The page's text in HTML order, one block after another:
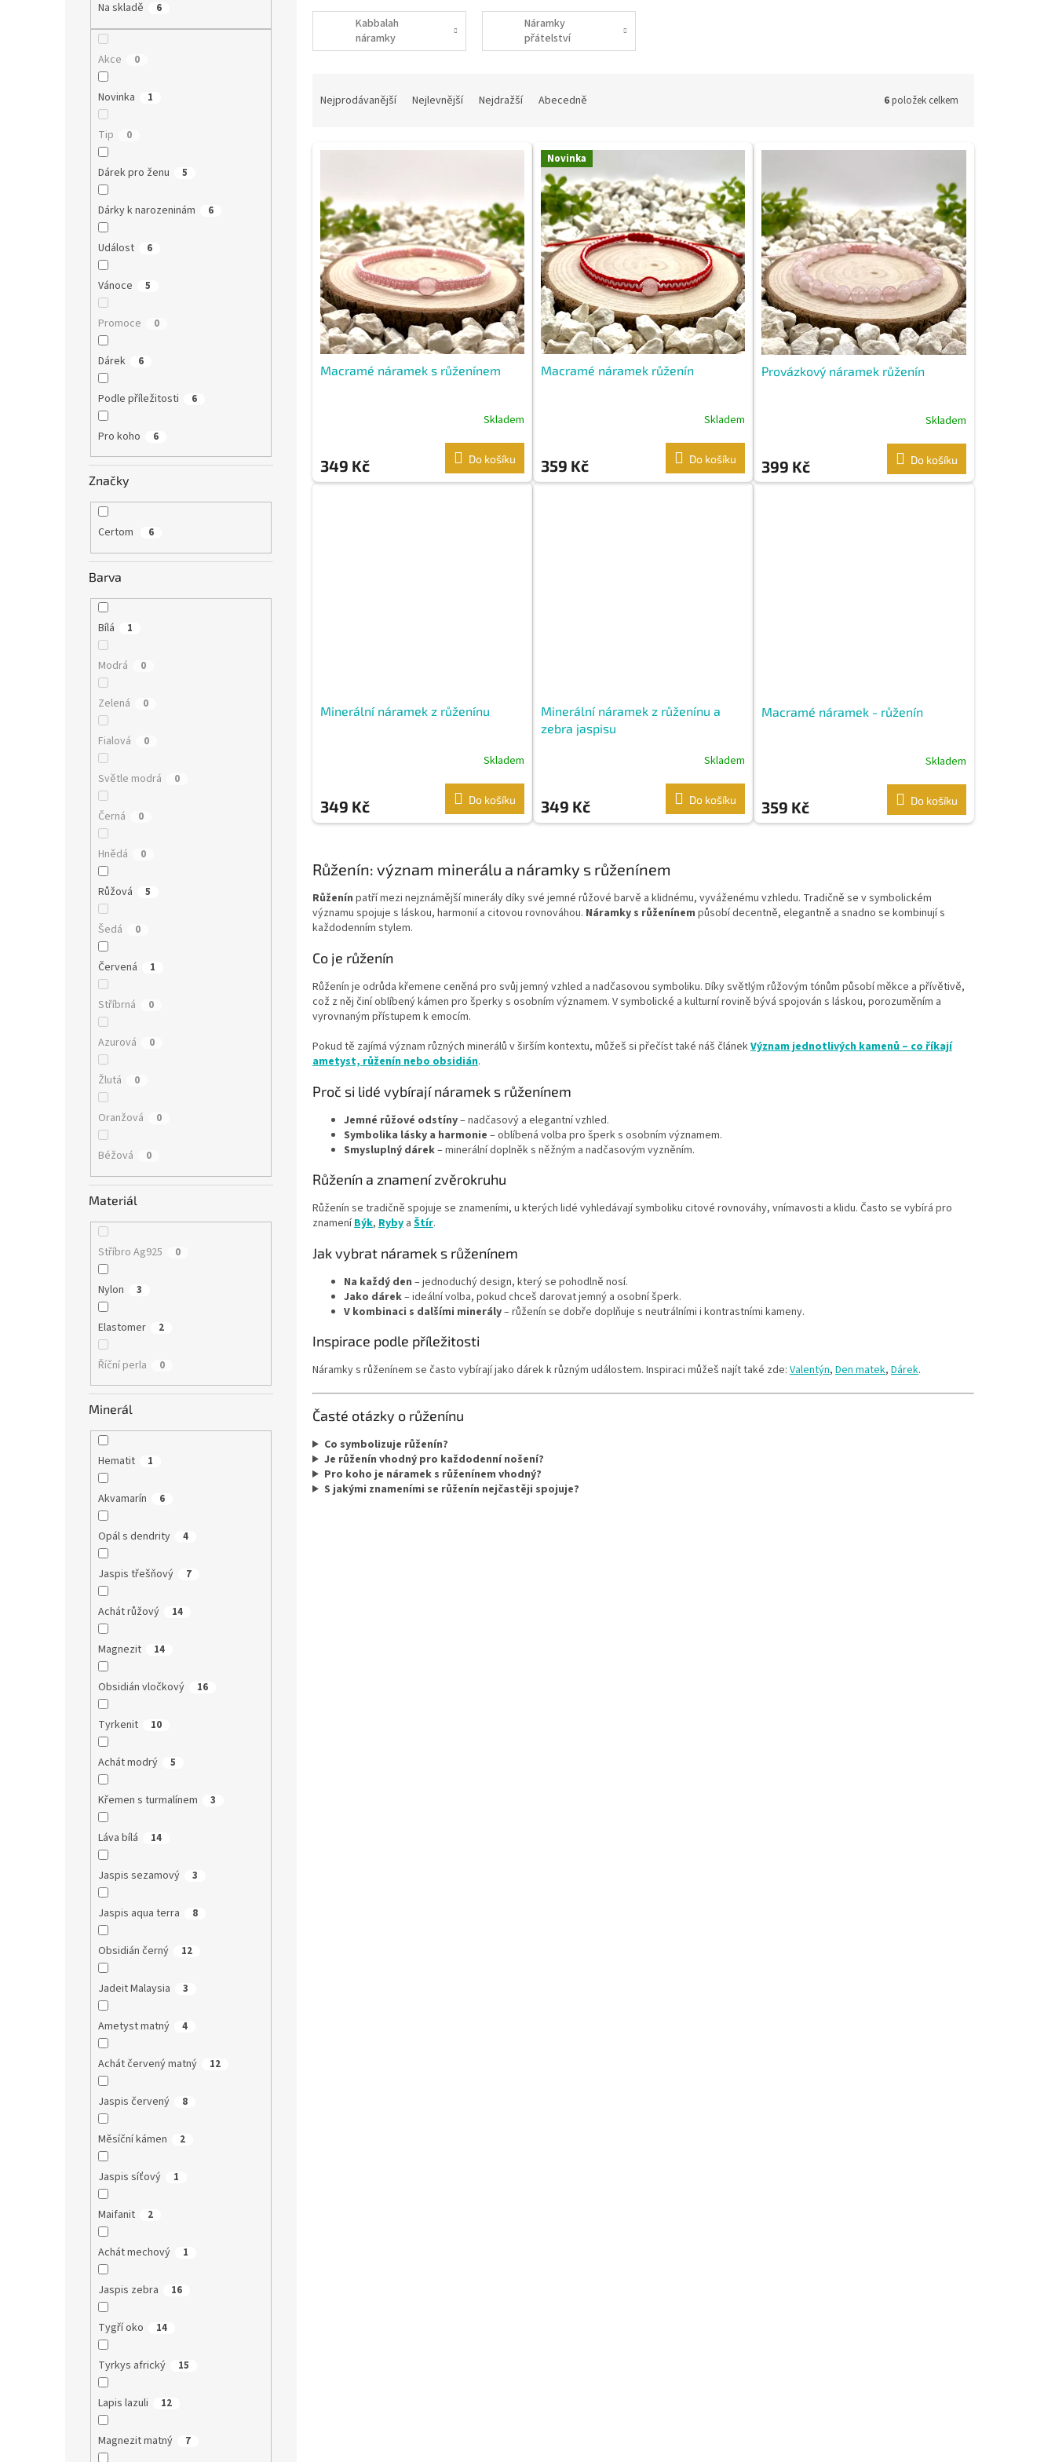
Na skladě 6
Akce 0
Novinka 1
Tip 0
Dárek pro ženu 5
Dárky k narozeninám 6
Událost 6
Vánoce 5
Promoce 0
Dárek 6
Podle příležitosti 6
Pro koho 6
Značky
Certom 6
Barva
Bílá 1
Modrá 0
Zelená 0
Fialová 0
Světle modrá 0
Černá 0
Hnědá 0
Růžová 5
Šedá 0
Červená 1
Stříbrná 0
Azurová 0
Žlutá 0
Oranžová 0
Béžová 0
Materiál
Stříbro Ag925 0
Nylon 3
Elastomer 2
Říční perla 0
Minerál
Hematit 1
Akvamarín 6
Opál s dendrity 4
Jaspis třešňový 7
Achát růžový 14
Magnezit 14
Obsidián vločkový 16
Tyrkenit 10
Achát modrý 5
Křemen s turmalínem 3
Láva bílá 14
Jaspis sezamový 3
Jaspis aqua terra 8
Obsidián černý 12
Jadeit Malaysia 3
Ametyst matný 4
Achát červený matný 12
Jaspis červený 8
Měsíční kámen 2
Jaspis síťový 1
Maifanit 2
Achát mechový 1
Jaspis zebra 16
Tygří oko 14
Tyrkys africký 15
Lapis lazuli 12
Magnezit matný 7
Kabbalah
náramky
Náramky
přátelství
n
Nejprodávanější Nejlevnější Nejdražší Abecedně 6položek celkem
V
p
Macramé náramek s růženínem
Skladem
349 Kč Do košíku
Novinka
Macramé náramek růženín
Skladem
359 Kč Do košíku
Provázkový náramek růženín
Skladem
399 Kč Do košíku
Minerální náramek z růženínu
Skladem
349 Kč Do košíku
Minerální náramek z růženínu a
zebra jaspisu
Skladem
349 Kč Do košíku
Macramé náramek - růženín
Skladem
359 Kč Do košíku
l
d
a
v
k
v
ý
Růženín: význam minerálu a náramky s růženínem
Růženín patří mezi nejznámější minerály díky své jemné růžové barvě a klidnému, vyváženému vzhledu. Tradičně se v symbolickém
významu spojuje s láskou, harmonií a citovou rovnováhou. Náramky s růženínem působí decentně, elegantně a snadno se kombinují s
každodenním stylem.
Co je růženín
Růženín je odrůda křemene ceněná pro svůj jemný vzhled a nadčasovou symboliku. Díky světlým růžovým tónům působí měkce a přívětivě,
což z něj činí oblíbený kámen pro šperky s osobním významem. V symbolické a kulturní rovině bývá spojován s láskou, porozuměním a
vyrovnaným přístupem k emocím.
Pokud tě zajímá význam různých minerálů v širším kontextu, můžeš si přečíst také náš článekVýznam jednotlivých kamenů – co říkají
ametyst, růženín nebo obsidián.
Proč si lidé vybírají náramek s růženínem
Jemné růžové odstíny– nadčasový a elegantní vzhled.
Symbolika lásky a harmonie – oblíbená volba pro šperk s osobním významem.
Smysluplný dárek– minerální doplněk s něžným a nadčasovým vyzněním.
Růženín a znamení zvěrokruhu
Růženín se tradičně spojuje se znameními, u kterých lidé vyhledávají symboliku citové rovnováhy, vnímavosti a klidu. Často se vybírá pro
znameníBýk, Ryby a Štír.
Jak vybrat náramek s růženínem
Na každý den – jednoduchý design, který se pohodlně nosí.
Jako dárek– ideální volba, pokud chceš darovat jemný a osobní šperk.
V kombinaci s dalšími minerály– růženín se dobře doplňuje s neutrálními i kontrastními kameny.
Inspirace podle příležitosti
Náramky s růženínem se často vybírají jako dárek k různým událostem. Inspiraci můžeš najít také zde: Valentýn, Den matek, Dárek.
Časté otázky o růženínu
Co symbolizuje růženín?
Je růženín vhodný pro každodenní nošení?
Pro koho je náramek s růženínem vhodný?
S jakými znameními se růženín nejčastěji spojuje?